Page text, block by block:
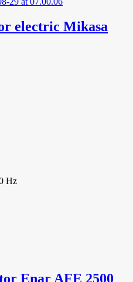
electric Mikasa
Hz
Enar AFE 2500